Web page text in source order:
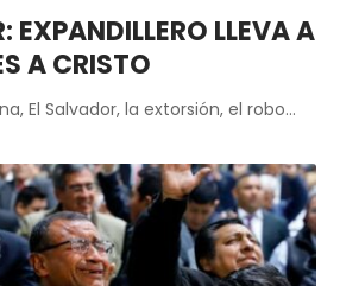
EXPANDILLERO LLEVA A
A CRISTO
El Salvador, la extorsión, el robo…